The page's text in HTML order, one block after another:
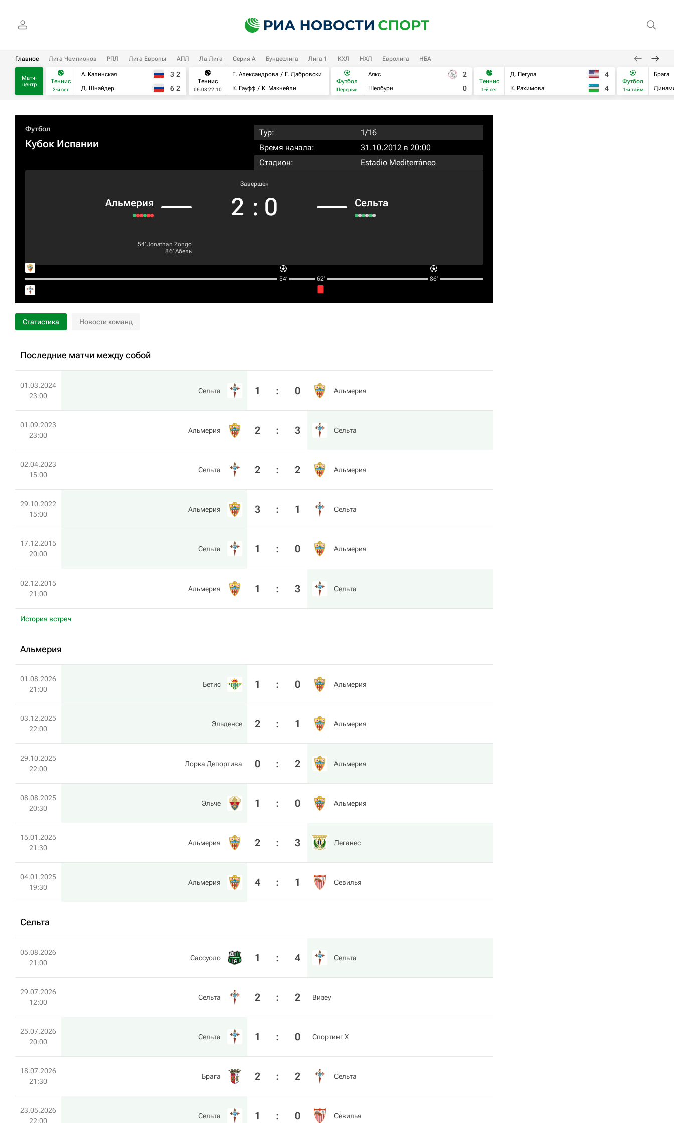
Главное Лига Чемпионов РПЛ Лига Европы АПЛ Ла Лига Серия А Бундеслига Лига 1 КХЛ НХЛ Евролига НБА
Матч-
центр
Теннис
2-й сет
А. Калинская
Д. Шнайдер
3 2
6 2
Теннис
06.08 22:10
Е. Александрова
Г. Дабровски
К. Гауфф
К. Макнейли
Футбол
Перерыв
Аякс
Шелбурн
2
0
Теннис
1-й сет
Д. Пегула
К. Рахимова
4
4
Футбол
1-й тайм
Брага
Футбол
Кубок Испании
Тур:
1/16
Время начала:
31.10.2012 в 20:00
Стадион:
Estadio Mediterráneo
Альмерия
Завершен
2 : 0 Сельта
54‎’‎ Jonathan Zongo
86‎’‎ Абель
54‎’‎ 62‎’‎ 86‎’‎
Статистика Новости команд
Последние матчи между собой
01.03.2024
23:00
Сельта 1 : 0 Альмерия
01.09.2023
23:00
Альмерия 2 : 3 Сельта
02.04.2023
15:00
Сельта 2 : 2 Альмерия
29.10.2022
15:00
Альмерия 3 : 1 Сельта
17.12.2015
20:00
Сельта 1 : 0 Альмерия
02.12.2015
21:00
Альмерия 1 : 3 Сельта
История встреч
Альмерия
01.08.2026
21:00
Бетис 1 : 0 Альмерия
03.12.2025
22:00
Эльденсе 2 : 1 Альмерия
29.10.2025
22:00
Лорка Депортива 0 : 2 Альмерия
08.08.2025
20:30
Эльче 1 : 0 Альмерия
15.01.2025
21:30
Альмерия 2 : 3 Леганес
04.01.2025
19:30
Альмерия 4 : 1 Севилья
Сельта
05.08.2026
21:00
Сассуоло 1 : 4 Сельта
29.07.2026
12:00
Сельта 2 : 2 Визеу
25.07.2026
20:00
Сельта 1 : 0 Спортинг Х
18.07.2026
21:30
Брага 2 : 2 Сельта
23.05.2026
22:00
Сельта 1 : 0 Севилья